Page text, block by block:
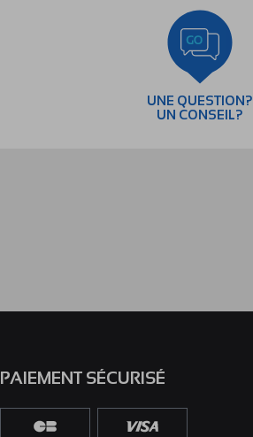
UNE QUESTION?
UN CONSEIL?
PAIEMENT SÉCURISÉ